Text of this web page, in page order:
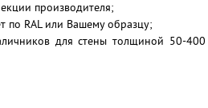
производителя;
по RAL или Вашему образцу;
для стены толщиной 50-400